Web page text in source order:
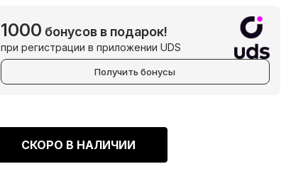
1000 бонусов в подарок!
при регистрации в приложении UDS
Получить бонусы
СКОРО В НАЛИЧИИ